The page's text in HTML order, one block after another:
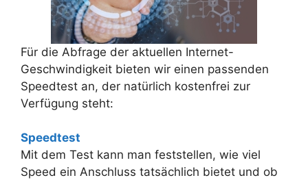
Für die Abfrage der aktuellen Internet-
Geschwindigkeit bieten wir einen passenden
Speedtest an, der natürlich kostenfrei zur
Verfügung steht:
Speedtest
Mit dem Test kann man feststellen, wie viel
Speed ein Anschluss tatsächlich bietet und ob